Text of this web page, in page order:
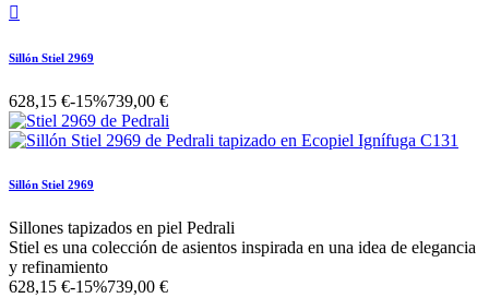

Sillón Stiel 2969
628,15 €-15%739,00 €
Sillón Stiel 2969
Sillones tapizados en piel Pedrali
Stiel es una colección de asientos inspirada en una idea de elegancia
y refinamiento
628,15 €-15%739,00 €